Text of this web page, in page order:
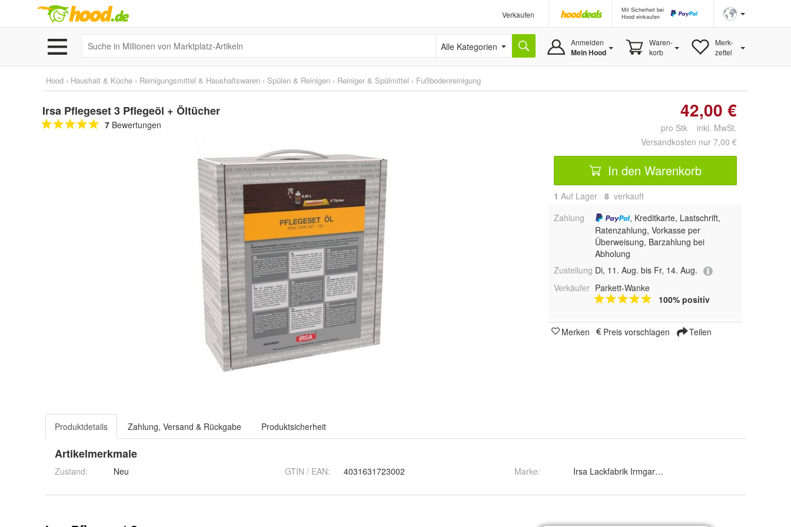
Verkaufen
Mit Sicherheit bei
Hood einkaufen
Alle Kategorien Anmelden
Mein Hood
Waren-
korb
Merk-
zettel
Hood › Haushalt & Küche › Reinigungsmittel & Haushaltswaren › Spülen & Reinigen › Reiniger & Spülmittel › Fußbodenreinigung
Irsa Pflegeset 3 Pflegeöl + Öltücher
7 Bewertungen
42,00 €
pro Stk inkl. MwSt.
Versandkosten nur 7,00 €
In den Warenkorb
1 Auf Lager 8 verkauft
Zahlung
, Kreditkarte, Lastschrift,
Ratenzahlung, Vorkasse per
Überweisung, Barzahlung bei
Abholung
Zustellung Di, 11. Aug. bis Fr, 14. Aug.
Verkäufer Parkett-Wanke
100% positiv
Merken Preis vorschlagen Teilen
Produktdetails Zahlung, Versand & Rückgabe Produktsicherheit
Artikelmerkmale
Zustand: Neu GTIN / EAN: 4031631723002 Marke: Irsa Lackfabrik Irmgard Sallinger GmbH